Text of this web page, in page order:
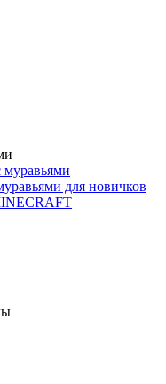
для новичков